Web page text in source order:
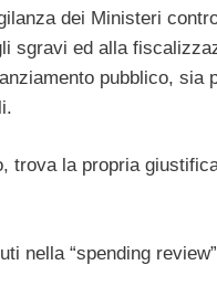
dei Ministeri
sgravi ed alla
pubblico, sia
trova la propria
nella “spending